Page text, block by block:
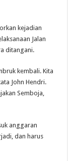
kejadian
Jalan
ditangani.
kembali. Kita
John Hendri.
Semboja,
anggaran
dan harus